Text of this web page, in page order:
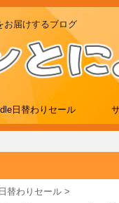
お届けするブログ
日替わりセール
替わりセール >